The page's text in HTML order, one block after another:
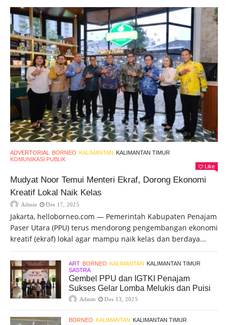
ADVERTORIAL BORNEO KALIMANTAN KALIMANTAN TIMUR
KOMUNIKASI PUBLIK
Like
Mudyat Noor Temui Menteri Ekraf, Dorong Ekonomi
Kreatif Lokal Naik Kelas
Admin Des 17, 2025
Jakarta, helloborneo.com — Pemerintah Kabupaten Penajam
Paser Utara (PPU) terus mendorong pengembangan ekonomi
kreatif (ekraf) lokal agar mampu naik kelas dan berdaya...
ART BORNEO KALIMANTAN KALIMANTAN TIMUR
SASTRA
Gembel PPU dan IGTKI Penajam
Sukses Gelar Lomba Melukis dan Puisi
Admin Des 13, 2025
BORNEO KALIMANTAN KALIMANTAN TIMUR